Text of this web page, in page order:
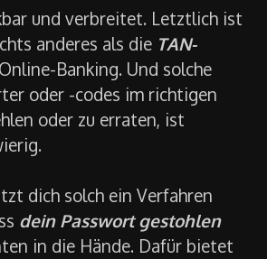
. Es sind verschiedene
und verbreitet. Letztlich ist
anderes als dieTAN-
Banking. Und solche
oder -codes im richtigen
oder zu erraten, ist
dich solch ein Verfahren
dein Passwort gestohlen